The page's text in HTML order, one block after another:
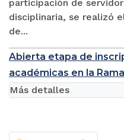
participación de
disciplinaria, se realizó
de...
Abierta etapa de
académicas en la
Más detalles